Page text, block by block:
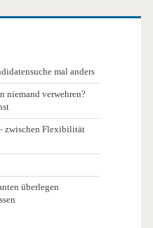
mal anders
niemand verwehren?
zwischen Flexibilität
überlegen